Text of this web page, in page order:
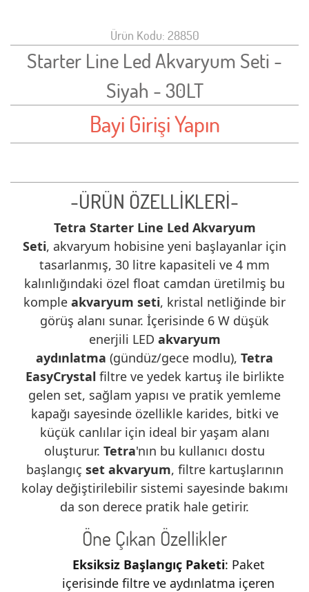
Ürün Kodu: 28850
Starter Line Led Akvaryum Seti -
Siyah - 30LT
Bayi Girişi Yapın
-ÜRÜN ÖZELLİKLERİ-
Tetra Starter Line Led Akvaryum
Seti, akvaryum hobisine yeni başlayanlar için
tasarlanmış, 30 litre kapasiteli ve 4 mm
kalınlığındaki özel float camdan üretilmiş bu
komple akvaryum seti, kristal netliğinde bir
görüş alanı sunar. İçerisinde 6 W düşük
enerjili LED akvaryum
aydınlatma (gündüz/gece modlu), Tetra
EasyCrystal filtre ve yedek kartuş ile birlikte
gelen set, sağlam yapısı ve pratik yemleme
kapağı sayesinde özellikle karides, bitki ve
küçük canlılar için ideal bir yaşam alanı
oluşturur. Tetra'nın bu kullanıcı dostu
başlangıç set akvaryum, filtre kartuşlarının
kolay değiştirilebilir sistemi sayesinde bakımı
da son derece pratik hale getirir.
Öne Çıkan Özellikler
Eksiksiz Başlangıç Paketi: Paket
içerisinde filtre ve aydınlatma içeren